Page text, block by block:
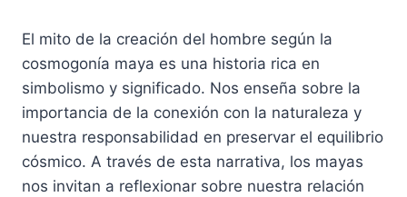
El mito de la creación del hombre según la
cosmogonía maya es una historia rica en
simbolismo y significado. Nos enseña sobre la
importancia de la conexión con la naturaleza y
nuestra responsabilidad en preservar el equilibrio
cósmico. A través de esta narrativa, los mayas
nos invitan a reflexionar sobre nuestra relación